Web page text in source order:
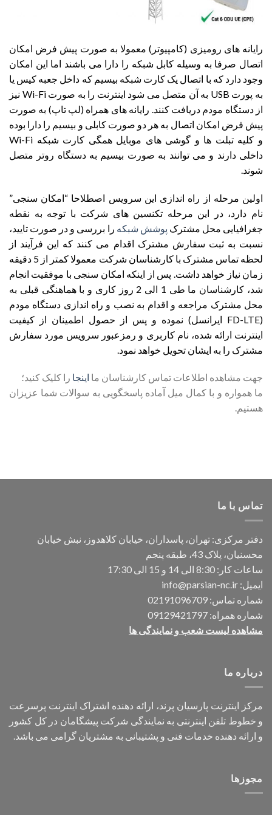
رایانه های رومیزی (کامپیوتر) معمولا به صورت پیش فرض امکان
اتصال صرفا به وسیله کابل شبکه را دارا می باشند اما این امکان
وجود دارد که با اتصال یک کارت شبکه بیسیم که داخل جعبه کیس یا
به پورت USB به آن متصل می شود اینترنت را به صورت Wi-Fi نیز
از دستگاه مودم دریافت کنند. رایانه های همراه (لپ تاپ) به صورت
پیش فرض امکان اتصال به هر دو صورت کابلی و بیسیم را دارا بوده
و کلیه تبلت ها و گوشی های موبایل همگی کارت شبکه Wi-Fi
داخلی دارند و می توانند به صورت بیسیم به دستگاه روتر متصل
شوند.
اولین مرحله از راه اندازی این سرویس اصطلاحا “امکان سنجی”
نام دارد، در این مرحله تکنسین های شرکت با توجه به نقطه
جغرافیایی محل مشترک پوشش شبکه را بررسی و در صورت تایید،
نسبت به ثبت سفارش مشترک اقدام می کنند که این فرآیند از
لحظه تماس مشترک با کارشناسان شرکت معمولا کمتر از 5 دقیقه
زمان نیاز خواهد داشت. پس از اینکه امکان سنجی با موفقیت انجام
شد، کارشناسان ما طی 1 الی 2 روز کاری و با هماهنگی قبلی به
محل مشترک مراجعه و اقدام به نصب و راه اندازی دستگاه مودم
(FD-LTE ایرانسل) نموده و پس از حصول اطمینان از کیفیت
اینترنت ارائه شده، نام کاربری و رمزعبور سرویس مورد سفارش
مشترک را به ایشان تحویل خواهد نمود.
جهت مشاهده اطلاعات تماس کارشناسان ما اینجا را کلیک کنید؛
ما همواره و با کمال میل آماده پاسخگویی به سوالات شما عزیزان
هستیم.
تماس با ما
دفتر مرکزی: تهران، پاسداران، خیابان کلاهدوز، نبش خیابان
محسنیان، پلاک 43، طبقه پنجم
ساعات کار: 8:30 الی 14 و 15 الی 17:30
ایمیل: info@parsian-nc.ir
شماره تماس: 02191096709
شماره همراه: 09129421797
مشاهده لیست شعب و نمایندگی ها
درباره ما
مرکز اینترنت پارسیان پرند، ارائه دهنده اشتراک اینترنت پرسرعت
و خطوط تلفن اینترنتی به نمایندگی شرکت پیشگامان در کل کشور
و ارائه دهنده خدمات فنی و پشتیبانی به مشتریان گرامی می باشد.
مجوزها